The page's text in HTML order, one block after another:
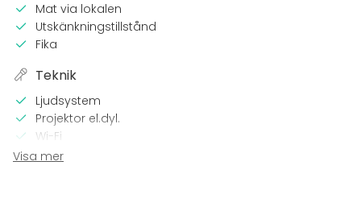
Mat via lokalen
Utskänkningstillstånd
Fika
Teknik
Ljudsystem
Projektor el.dyl.
Wi-Fi
TV
Visa mer